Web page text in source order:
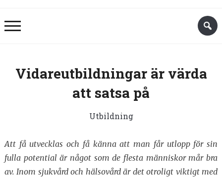
Vidareutbildningar är värda
att satsa på
Utbildning
Att få utvecklas och få känna att man får utlopp för sin
fulla potential är något som de flesta människor mår bra
av. Inom sjukvård och hälsovård är det otroligt viktigt med